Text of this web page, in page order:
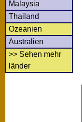
Malaysia
Thailand
Ozeanien
Australien
>> Sehen mehr
länder